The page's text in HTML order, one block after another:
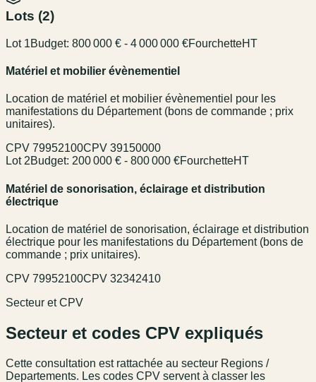
Lots (2)
Lot 1Budget: 800 000 € - 4 000 000 €FourchetteHT
Matériel et mobilier évènementiel
Location de matériel et mobilier évènementiel pour les
manifestations du Département (bons de commande ; prix
unitaires).
CPV 79952100CPV 39150000
Lot 2Budget: 200 000 € - 800 000 €FourchetteHT
Matériel de sonorisation, éclairage et distribution
électrique
Location de matériel de sonorisation, éclairage et distribution
électrique pour les manifestations du Département (bons de
commande ; prix unitaires).
CPV 79952100CPV 32342410
Secteur et CPV
Secteur et codes CPV expliqués
Cette consultation est rattachée au secteur Regions /
Departements. Les codes CPV servent à classer les